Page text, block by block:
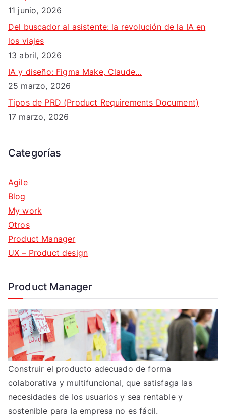
11 junio, 2026
Del buscador al asistente: la revolución de la IA en
los viajes
13 abril, 2026
IA y diseño: Figma Make, Claude…
25 marzo, 2026
Tipos de PRD (Product Requirements Document)
17 marzo, 2026
Categorías
Agile
Blog
My work
Otros
Product Manager
UX – Product design
Product Manager
Construir el producto adecuado de forma
colaborativa y multifuncional, que satisfaga las
necesidades de los usuarios y sea rentable y
sostenible para la empresa no es fácil.